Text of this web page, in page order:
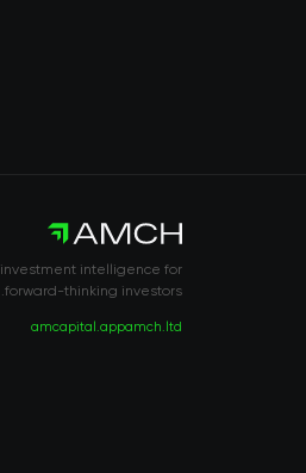
intelligence for
forward-thinking investors.
amch.ltd
amcapital.app